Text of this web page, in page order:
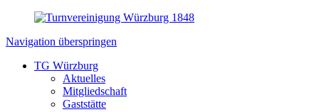
Navigation überspringen
TG Würzburg
Aktuelles
Mitgliedschaft
Gaststätte